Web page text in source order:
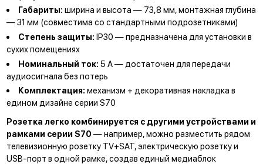
Габариты: ширина и высота — 73,8 мм, монтажная глубина
— 31 мм (совместима со стандартными подрозетниками)
Степень защиты:IP30 — предназначена для установки в
сухих помещениях
Номинальный ток: 5 А — достаточен для передачи
аудиосигнала без потерь
Комплектация: механизм + декоративная накладка в
едином дизайне серии S70
Розетка легко комбинируется с другими устройствами и
рамками серии S70 — например, можно разместить рядом
телевизионную розетку TV+SAT, электрическую розетку и
USB-порт в одной рамке, создав единый медиаблок